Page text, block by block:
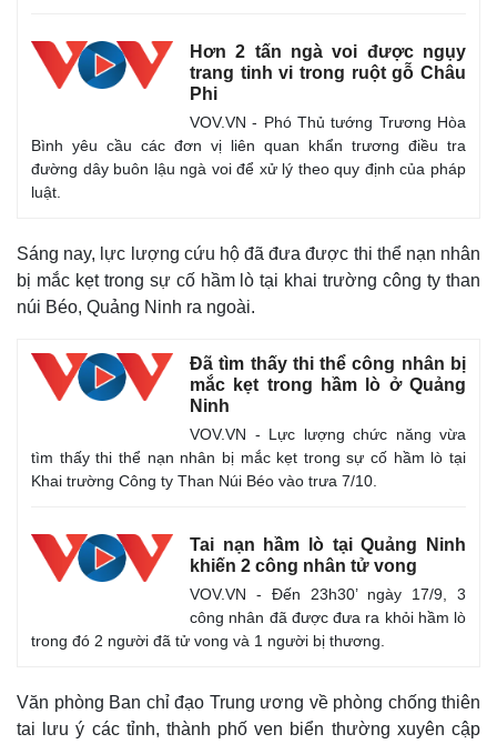
Kinh tế
Khởi nghiệp
Tiêu dùng
Tỷ giá
Giá cà phê
Hơn 2 tấn ngà voi được ngụy
trang tinh vi trong ruột gỗ Châu
Phi
VOV.VN - Phó Thủ tướng Trương Hòa
Bình yêu cầu các đơn vị liên quan khẩn trương điều tra
đường dây buôn lậu ngà voi để xử lý theo quy định của pháp
luật.
Sáng nay, lực lượng cứu hộ đã đưa được thi thể nạn nhân
bị mắc kẹt trong sự cố hầm lò tại khai trường công ty than
núi Béo, Quảng Ninh ra ngoài.
Đã tìm thấy thi thể công nhân bị
mắc kẹt trong hầm lò ở Quảng
Ninh
VOV.VN - Lực lượng chức năng vừa
tìm thấy thi thể nạn nhân bị mắc kẹt trong sự cố hầm lò tại
Khai trường Công ty Than Núi Béo vào trưa 7/10.
Tai nạn hầm lò tại Quảng Ninh
khiến 2 công nhân tử vong
VOV.VN - Đến 23h30’ ngày 17/9, 3
công nhân đã được đưa ra khỏi hầm lò
trong đó 2 người đã tử vong và 1 người bị thương.
Văn phòng Ban chỉ đạo Trung ương về phòng chống thiên
tai lưu ý các tỉnh, thành phố ven biển thường xuyên cập